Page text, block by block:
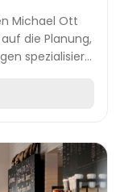
Michael Ott
die Planung,
spezialisiert.